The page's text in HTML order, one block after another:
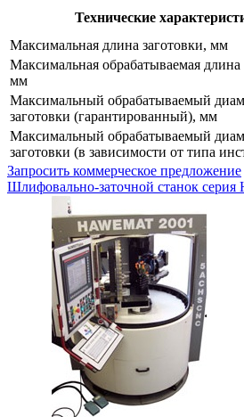
Технические
Максимальная длина заготовки, мм
Максимальная обрабатываемая длина
мм
Максимальный обрабатываемый
заготовки (гарантированный), мм
Максимальный обрабатываемый
заготовки (в зависимости от типа
Запросить коммерческое предложение
Шлифовально-заточной станок серия